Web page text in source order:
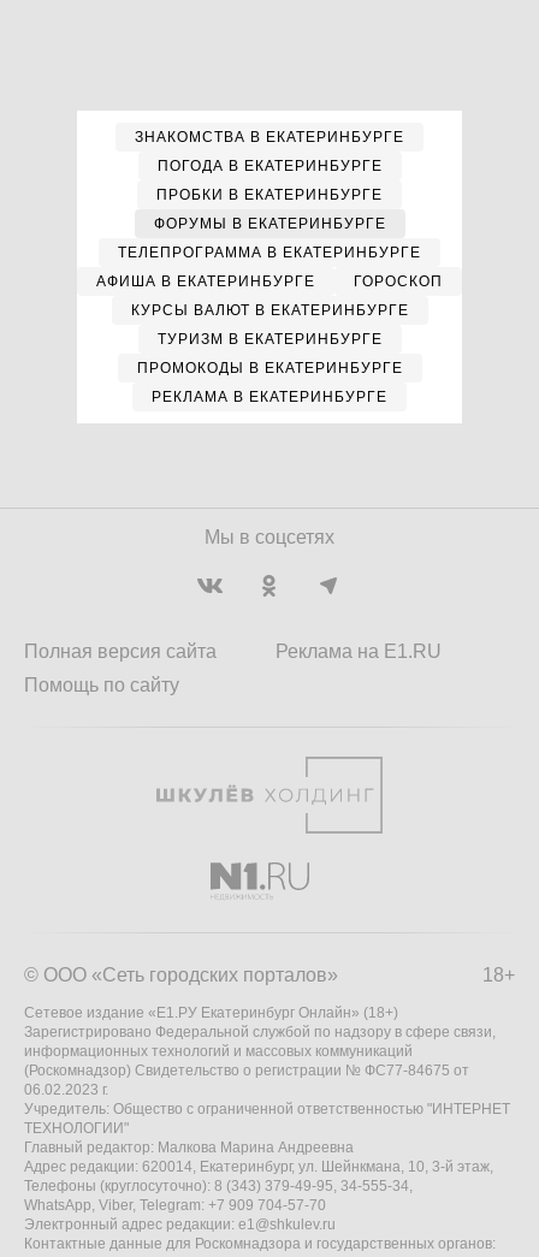
ЗНАКОМСТВА В ЕКАТЕРИНБУРГЕ
ПОГОДА В ЕКАТЕРИНБУРГЕ
ПРОБКИ В ЕКАТЕРИНБУРГЕ
ФОРУМЫ В ЕКАТЕРИНБУРГЕ
ТЕЛЕПРОГРАММА В ЕКАТЕРИНБУРГЕ
АФИША В ЕКАТЕРИНБУРГЕ
ГОРОСКОП
КУРСЫ ВАЛЮТ В ЕКАТЕРИНБУРГЕ
ТУРИЗМ В ЕКАТЕРИНБУРГЕ
ПРОМОКОДЫ В ЕКАТЕРИНБУРГЕ
РЕКЛАМА В ЕКАТЕРИНБУРГЕ
Мы в соцсетях
Полная версия сайта
Помощь по сайту
Реклама на E1.RU
18+
© ООО «Сеть городских порталов»
Сетевое издание «Е1.РУ Екатеринбург Онлайн» (18+)
Зарегистрировано Федеральной службой по надзору в сфере связи,
информационных технологий и массовых коммуникаций
(Роскомнадзор) Свидетельство о регистрации № ФС77-84675 от
06.02.2023 г.
Учредитель: Общество с ограниченной ответственностью "ИНТЕРНЕТ
ТЕХНОЛОГИИ"
Главный редактор: Малкова Марина Андреевна
Адрес редакции: 620014, Екатеринбург, ул. Шейнкмана, 10, 3-й этаж,
Телефоны (круглосуточно): 8 (343) 379-49-95, 34-555-34,
WhatsApp, Viber, Telegram: +7 909 704-57-70
Электронный адрес редакции: e1@shkulev.ru
Контактные данные для Роскомнадзора и государственных органов: